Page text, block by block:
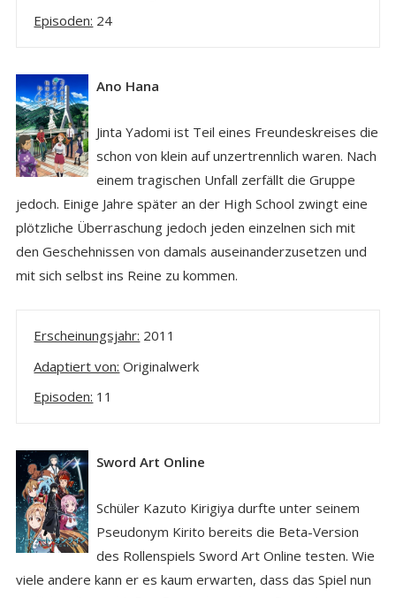
Episoden: 24
Ano Hana
Jinta Yadomi ist Teil eines Freundeskreises die
schon von klein auf unzertrennlich waren. Nach
einem tragischen Unfall zerfällt die Gruppe
jedoch. Einige Jahre später an der High School zwingt eine
plötzliche Überraschung jedoch jeden einzelnen sich mit
den Geschehnissen von damals auseinanderzusetzen und
mit sich selbst ins Reine zu kommen.
Erscheinungsjahr: 2011
Adaptiert von: Originalwerk
Episoden: 11
Sword Art Online
Schüler Kazuto Kirigiya durfte unter seinem
Pseudonym Kirito bereits die Beta-Version
des Rollenspiels Sword Art Online testen. Wie
viele andere kann er es kaum erwarten, dass das Spiel nun